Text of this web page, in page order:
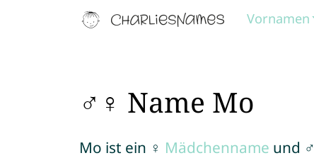
Vornamen
♂♀ Name Mo
Mo ist ein ♀ Mädchenname und ♂